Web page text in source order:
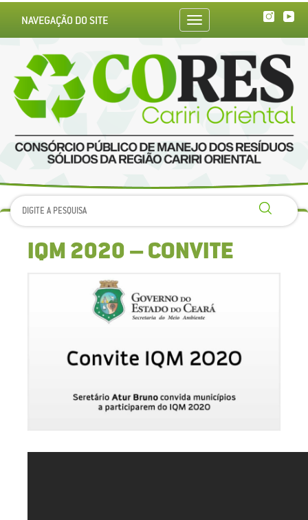
Toggle
navigation
NAVEGAÇÃO DO SITE
IQM 2020 – CONVITE